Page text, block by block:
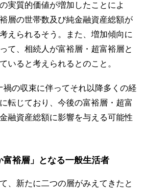
実質的価値が増加したことによ
層の世帯数及び純金融資産総額が
えられるそう。また、増加傾向に
て、相続人が富裕層・超富裕層と
いると考えられるとのこと。
の収束に伴ってそれ以降多くの経
転じており、今後の富裕層・超富
融資産総額に影響を与える可能性
富裕層」となる一般生活者
、新たに二つの層がみえてきたと